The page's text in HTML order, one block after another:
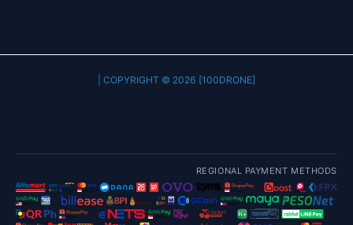
COPYRIGHT © 2026 [100DRONE] |
REGIONAL PAYMENT METHODS